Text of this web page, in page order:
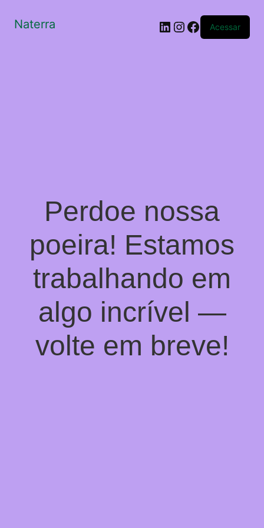
Naterra LinkedIn
Instagram
Facebook
Acessar
Perdoe nossa
poeira! Estamos
trabalhando em
algo incrível —
volte em breve!